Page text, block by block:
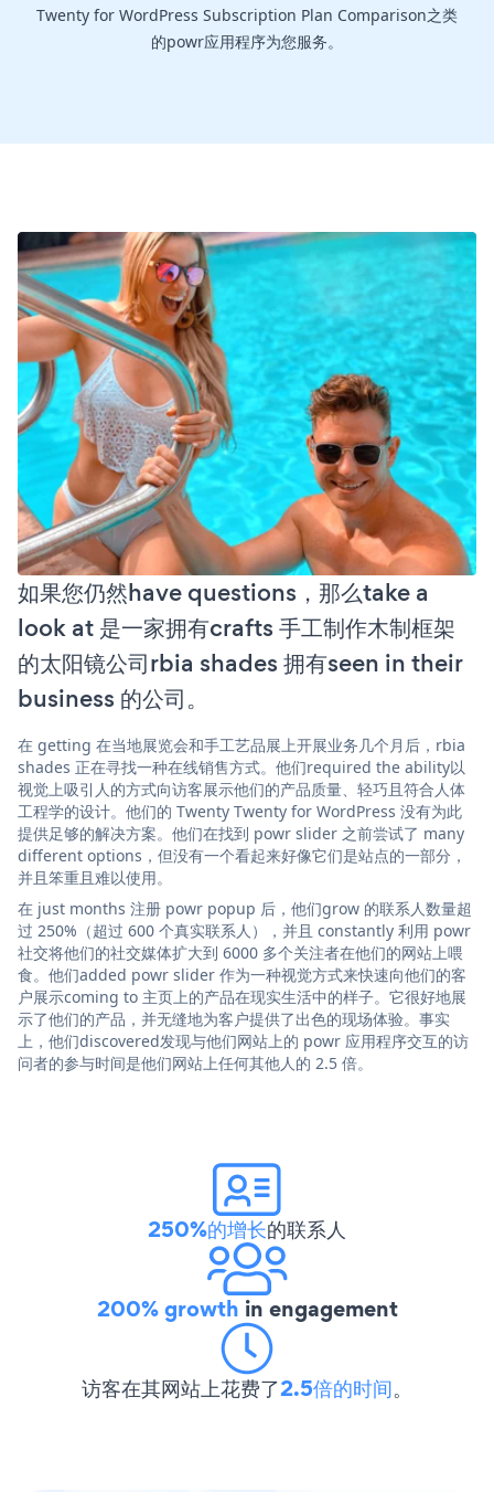
Twenty for WordPress Subscription Plan Comparison之类
的powr应用程序为您服务。
如果您仍然have questions，那么take a
look at 是一家拥有crafts 手工制作木制框架
的太阳镜公司rbia shades 拥有seen in their
business 的公司。
在 getting 在当地展览会和手工艺品展上开展业务几个月后，rbia
shades 正在寻找一种在线销售方式。他们required the ability以
视觉上吸引人的方式向访客展示他们的产品质量、轻巧且符合人体
工程学的设计。他们的 Twenty Twenty for WordPress 没有为此
提供足够的解决方案。他们在找到 powr slider 之前尝试了 many
different options，但没有一个看起来好像它们是站点的一部分，
并且笨重且难以使用。
在 just months 注册 powr popup 后，他们grow 的联系人数量超
过 250%（超过 600 个真实联系人），并且 constantly 利用 powr
社交将他们的社交媒体扩大到 6000 多个关注者在他们的网站上喂
食。他们added powr slider 作为一种视觉方式来快速向他们的客
户展示coming to 主页上的产品在现实生活中的样子。它很好地展
示了他们的产品，并无缝地为客户提供了出色的现场体验。事实
上，他们discovered发现与他们网站上的 powr 应用程序交互的访
问者的参与时间是他们网站上任何其他人的 2.5 倍。
250%的增长的联系人
200% growth in engagement
访客在其网站上花费了2.5倍的时间。